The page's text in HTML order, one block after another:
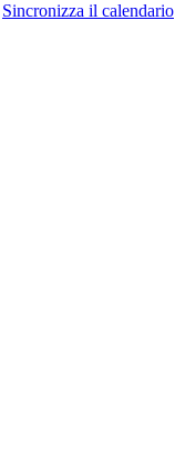
Sincronizza il calendario